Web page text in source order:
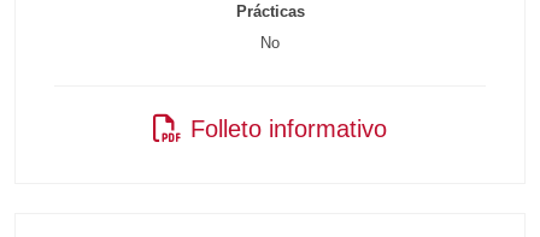
Prácticas
No
Folleto informativo